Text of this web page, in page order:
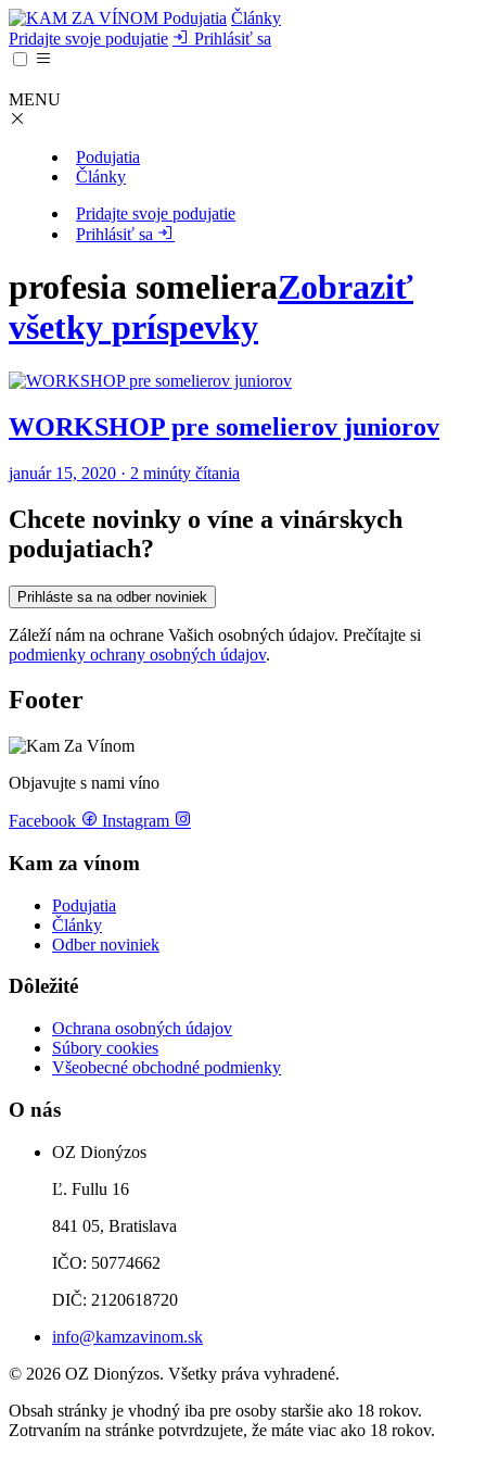
Podujatia Články
Pridajte svoje podujatie
Prihlásiť sa
MENU
Podujatia
Články
Pridajte svoje podujatie
Prihlásiť sa
profesia somelieraZobraziť
všetky príspevky
WORKSHOP pre somelierov juniorov
január 15, 2020 · 2 minúty čítania
Chcete novinky o víne a vinárskych
podujatiach?
Prihláste sa na odber noviniek
Záleží nám na ochrane Vašich osobných údajov. Prečítajte si
podmienky ochrany osobných údajov.
Footer
Objavujte s nami víno
Facebook Instagram
Kam za vínom
Podujatia
Články
Odber noviniek
Dôležité
Ochrana osobných údajov
Súbory cookies
Všeobecné obchodné podmienky
O nás
OZ Dionýzos
Ľ. Fullu 16
841 05, Bratislava
IČO: 50774662
DIČ: 2120618720
info@kamzavinom.sk
© 2026 OZ Dionýzos. Všetky práva vyhradené.
Obsah stránky je vhodný iba pre osoby staršie ako 18 rokov.
Zotrvaním na stránke potvrdzujete, že máte viac ako 18 rokov.